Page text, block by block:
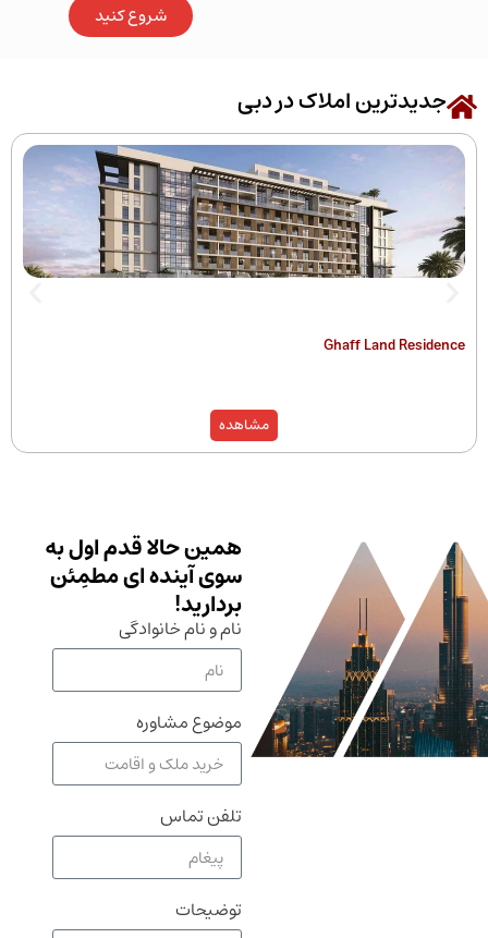
شروع کنید
املاک در دبی
Ghaff
همین حالا قدم اول به
سوی آینده ای مطمِئن
بردارید!
نام و نام خانوادگی
موضوع مشاوره